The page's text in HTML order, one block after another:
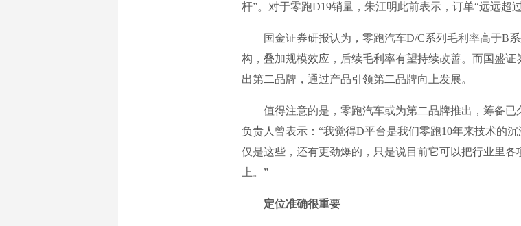
杆”。对于零跑D19销量，朱江明此前表示，订单“远远超
国金证券研报认为，零跑汽车D/C系列毛利率高于B系
构，叠加规模效应，后续毛利率有望持续改善。而国盛
出第二品牌，通过产品引领第二品牌向上发展。
值得注意的是，零跑汽车或为第二品牌推出，筹备已
负责人曾表示：“我觉得D平台是我们零跑10年来技术的
仅是这些，还有更劲爆的，只是说目前它可以把行业里
上。”
定位准确很重要